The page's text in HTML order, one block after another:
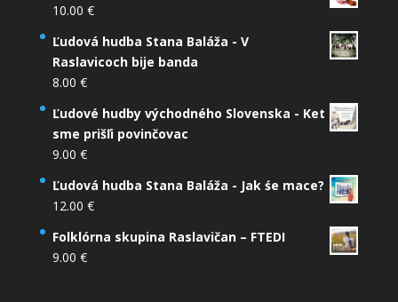
10.00 €
Ľudová hudba Stana Baláža - V
Raslavicoch bije banda
8.00 €
Ľudové hudby východného Slovenska - Ket
sme prišľi povinčovac
9.00 €
Ľudová hudba Stana Baláža - Jak śe mace?
12.00 €
Folklórna skupina Raslavičan – FTEDI
9.00 €